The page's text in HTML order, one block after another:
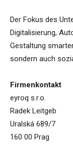
Der Fokus des
Digitalisierung,
Gestaltung
sondern auch
Firmenkontakt
eyroq s.r.o.
Radek Leitgeb
Uralská 689/7
160 00 Prag